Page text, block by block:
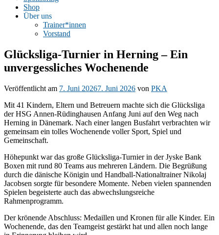
Shop
Über uns
Trainer*innen
Vorstand
Glücksliga-Turnier in Herning – Ein
unvergessliches Wochenende
Veröffentlicht am 7. Juni 20267. Juni 2026 von PKA
Mit 41 Kindern, Eltern und Betreuern machte sich die Glücksliga
der HSG Annen-Rüdinghausen Anfang Juni auf den Weg nach
Herning in Dänemark. Nach einer langen Busfahrt verbrachten wir
gemeinsam ein tolles Wochenende voller Sport, Spiel und
Gemeinschaft.
Höhepunkt war das große Glücksliga-Turnier in der Jyske Bank
Boxen mit rund 80 Teams aus mehreren Ländern. Die Begrüßung
durch die dänische Königin und Handball-Nationaltrainer Nikolaj
Jacobsen sorgte für besondere Momente. Neben vielen spannenden
Spielen begeisterte auch das abwechslungsreiche
Rahmenprogramm.
Der krönende Abschluss: Medaillen und Kronen für alle Kinder. Ein
Wochenende, das den Teamgeist gestärkt hat und allen noch lange